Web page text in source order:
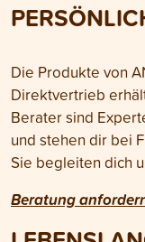
Die Produkte von
Direktvertrieb
Berater sind
und stehen dir bei
Sie begleiten dich
Beratung